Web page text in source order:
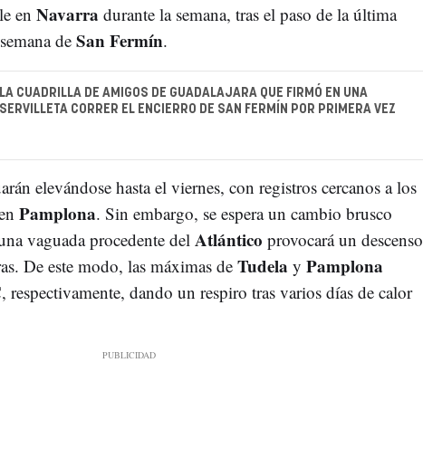
en Navarra durante la semana, tras el paso de la última
de San Fermín.
LA CUADRILLA DE AMIGOS DE GUADALAJARA QUE FIRMÓ EN UNA
SERVILLETA CORRER EL ENCIERRO DE SAN FERMÍN POR PRIMERA VEZ
elevándose hasta el viernes, con registros cercanos a los
Pamplona. Sin embargo, se espera un cambio brusco
vaguada procedente del Atlántico provocará un descenso
De este modo, las máximas de Tudela y Pamplona
respectivamente, dando un respiro tras varios días de calor